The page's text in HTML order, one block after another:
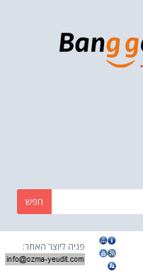
פניה ליוצר האתר: